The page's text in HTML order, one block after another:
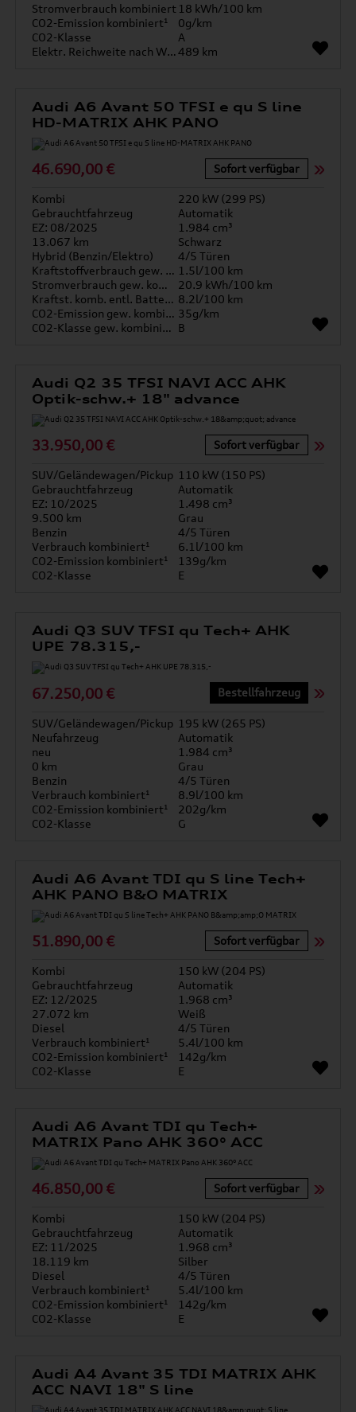
Stromverbrauch kombiniert 18 kWh/100 km
CO2-Emission kombiniert¹
0g/km
CO2-Klasse
A
Elektr. Reichweite nach WLTP*489 km
Audi A6 Avant 50 TFSI e qu S line
HD-MATRIX AHK PANO
46.690,00 € Sofort verfügbar
Kombi
220 kW (299 PS)
Gebrauchtfahrzeug
Automatik
EZ: 08/2025
1.984 cm³
13.067 km
Schwarz
Hybrid (Benzin/Elektro)
4/5 Türen
Kraftstoffverbrauch gew. kombiniert 1.5l/100 km
Stromverbrauch gew. kombiniert
20.9 kWh/100 km
Kraftst. komb. entl. Batterie 8.2l/100 km
CO2-Emission gew. kombiniert 35g/km
CO2-Klasse gew. kombiniert B
Audi Q2 35 TFSI NAVI ACC AHK
Optik-schw.+ 18" advance
33.950,00 € Sofort verfügbar
SUV/Geländewagen/Pickup 110 kW (150 PS)
Gebrauchtfahrzeug
Automatik
EZ: 10/2025
1.498 cm³
9.500 km
Grau
Benzin
4/5 Türen
Verbrauch kombiniert¹
6.1l/100 km
CO2-Emission kombiniert¹
139g/km
CO2-Klasse
E
Audi Q3 SUV TFSI qu Tech+ AHK
UPE 78.315,-
67.250,00 € Bestellfahrzeug
SUV/Geländewagen/Pickup 195 kW (265 PS)
Neufahrzeug
Automatik
neu
1.984 cm³
0 km
Grau
Benzin
4/5 Türen
Verbrauch kombiniert¹
8.9l/100 km
CO2-Emission kombiniert¹
202g/km
CO2-Klasse
G
Audi A6 Avant TDI qu S line Tech+
AHK PANO B&O MATRIX
51.890,00 € Sofort verfügbar
Kombi
150 kW (204 PS)
Gebrauchtfahrzeug
Automatik
EZ: 12/2025
1.968 cm³
27.072 km
Weiß
Diesel
4/5 Türen
Verbrauch kombiniert¹
5.4l/100 km
CO2-Emission kombiniert¹
142g/km
CO2-Klasse
E
Audi A6 Avant TDI qu Tech+
MATRIX Pano AHK 360° ACC
46.850,00 € Sofort verfügbar
Kombi
150 kW (204 PS)
Gebrauchtfahrzeug
Automatik
EZ: 11/2025
1.968 cm³
18.119 km
Silber
Diesel
4/5 Türen
Verbrauch kombiniert¹
5.4l/100 km
CO2-Emission kombiniert¹
142g/km
CO2-Klasse
E
Audi A4 Avant 35 TDI MATRIX AHK
ACC NAVI 18" S line